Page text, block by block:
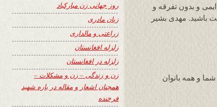
و بدون تفرقه و
باشید. مهدی بشیر
و همه بانوان
روز جهانی زن مبارکباد
زبان مادری
زراعتی و مالداری
زلزله افغانستان
زلزله در افغانستان
زن و زندگی – زن و مشکلات –
همچنان اشعار و مقاله در باره شهید
فرخنده